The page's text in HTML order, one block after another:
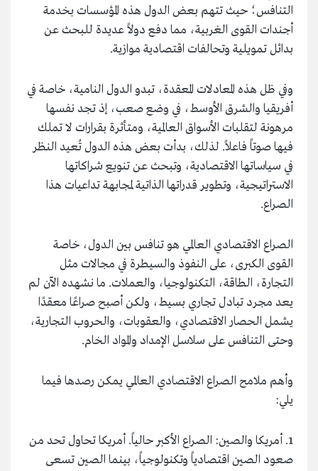
التنافس؛ حيث تتهم بعض الدول هذه المؤسسات بخدمة
أجندات القوى الغربية، مما دفع دولاً عديدة للبحث عن
بدائل تمويلية وتحالفات اقتصادية موازية.
وفي ظل هذه المعادلات المعقدة، تبدو الدول النامية، خاصة في
أفريقيا والشرق الأوسط، في وضع صعب، إذ تجد نفسها
مرهونة لتقلبات الأسواق العالمية، ومتأثرة بقرارات لا تملك
فيها صوتاً فاعلاً. لذلك، بدأت بعض هذه الدول تُعيد النظر
في سياساتها الاقتصادية، وتبحث عن تنويع شراكاتها
الاستراتيجية، وتطوير قدراتها الذاتية لمجابهة تداعيات هذا
الصراع.
الصراع الاقتصادي العالمي هو تنافس بين الدول، خاصة
القوى الكبرى، على النفوذ والسيطرة في مجالات مثل
التجارة، الطاقة، التكنولوجيا، والعملات. ما نشهده الآن لم
يعد مجرد تبادل تجاري بسيط، ولكن أصبح صراعًا معقدًا
يشمل الحصار الاقتصادي، والعقوبات، والحروب التجارية،
وحتى التنافس على سلاسل الإمداد والمواد الخام.
وأهم ملامح الصراع الاقتصادي العالمي يمكن رصدها فيما
يلي:
1. أمريكا والصين: الصراع الأكبر حالياً. أمريكا تحاول تحد من
صعود الصين اقتصادياً وتكنولوجياً، بينما الصين تسعى